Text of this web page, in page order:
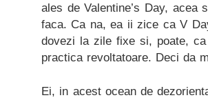
ales de Valentine’s Day,
faca. Ca na, ea ii zice ca V
dovezi la zile fixe si, poate,
practica revoltatoare. Deci da
Ei, in acest ocean de